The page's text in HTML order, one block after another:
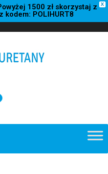
X
1500 zł skorzystaj z
kodem: POLIHURT8